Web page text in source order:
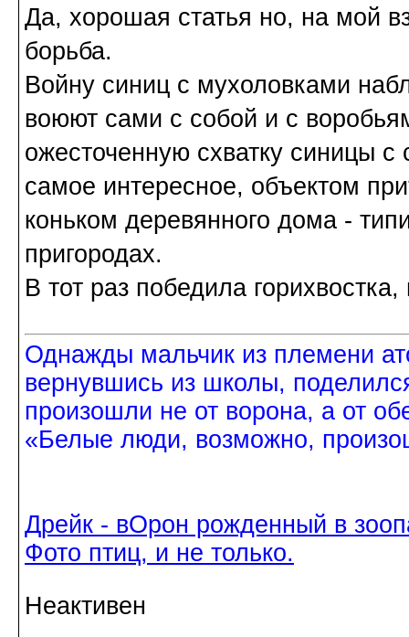
Да, хорошая статья но, на мой
борьба.
Войну синиц с мухоловками
воюют сами с собой и с
ожесточенную схватку синицы с
самое интересное, объектом
коньком деревянного дома -
пригородах.
В тот раз победила
Однажды мальчик из племени
вернувшись из школы,
произошли не от ворона, а от
«Белые люди, возможно,
Дрейк - вОрон рожденный в
Фото птиц, и не только.
Неактивен